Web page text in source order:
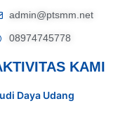
admin@ptsmm.net
08974745778
KAMI
Daya Udang